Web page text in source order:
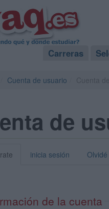
Carreras
Cuenta de usuario
de
inicia sesión
de la cuenta